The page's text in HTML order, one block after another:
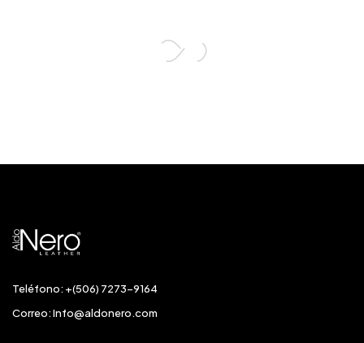
Teléfono: +(506) 7273-9164
Correo:Info@aldonero.com